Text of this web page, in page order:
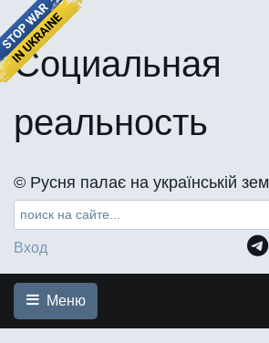
Социальная
реальность
©️ Русня палає на українській
Вход
Меню